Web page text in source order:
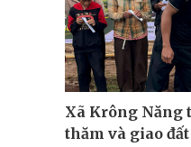
Xã Krông Năng
thăm và giao